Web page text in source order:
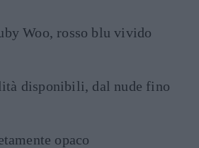
Woo, rosso blu vivido
disponibili, dal nude fino
opaco